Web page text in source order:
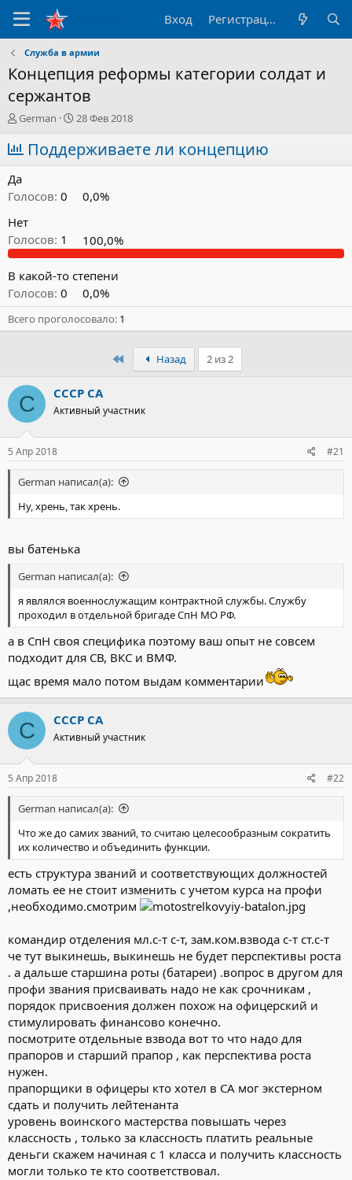
Вход Регистрация
Служба в армии
Концепция реформы категории солдат и
сержантов
А
в
т
о
р
т
е
ы
German
Д
а
т
а
28 Фев 2018
Поддерживаете ли концепцию
Да
Голосов: 0
0,0%
Нет
Голосов: 1 100,0%
В какой-то степени
Голосов: 0 0,0%
Всего проголосовало 1
ПервыйНазад 2 из 2
С СССР СА
Активный участник
5 Апр 2018 #21
German написал(а):
Ну, хрень, так хрень.
вы батенька
German написал(а):
я являлся военнослужащим контрактной службы. Службу
проходил в отдельной бригаде СпН МО РФ.
а в СпН своя специфика поэтому ваш опыт не совсем
подходит для СВ, ВКС и ВМФ.
щас время мало потом выдам комментарии
С СССР СА
Активный участник
5 Апр 2018 #22
German написал(а):
Что же до самих званий, то считаю целесообразным сократить
их количество и объединить функции.
есть структура званий и соответствующих должностей
ломать ее не стоит изменить с учетом курса на профи
,необходимо.смотрим
командир отделения мл.с-т с-т, зам.ком.взвода с-т ст.с-т
че тут выкинешь, выкинешь не будет перспективы роста
. а дальше старшина роты (батареи) .вопрос в другом для
профи звания присваивать надо не как срочникам ,
порядок присвоения должен похож на офицерский и
стимулировать финансово конечно.
посмотрите отдельные взвода вот то что надо для
прапоров и старший прапор , как перспектива роста
нужен.
прапорщики в офицеры кто хотел в СА мог экстерном
сдать и получить лейтенанта
уровень воинского мастерства повышать через
классность , только за классность платить реальные
деньги скажем начиная с 1 класса и получить классность
могли только те кто соответствовал.